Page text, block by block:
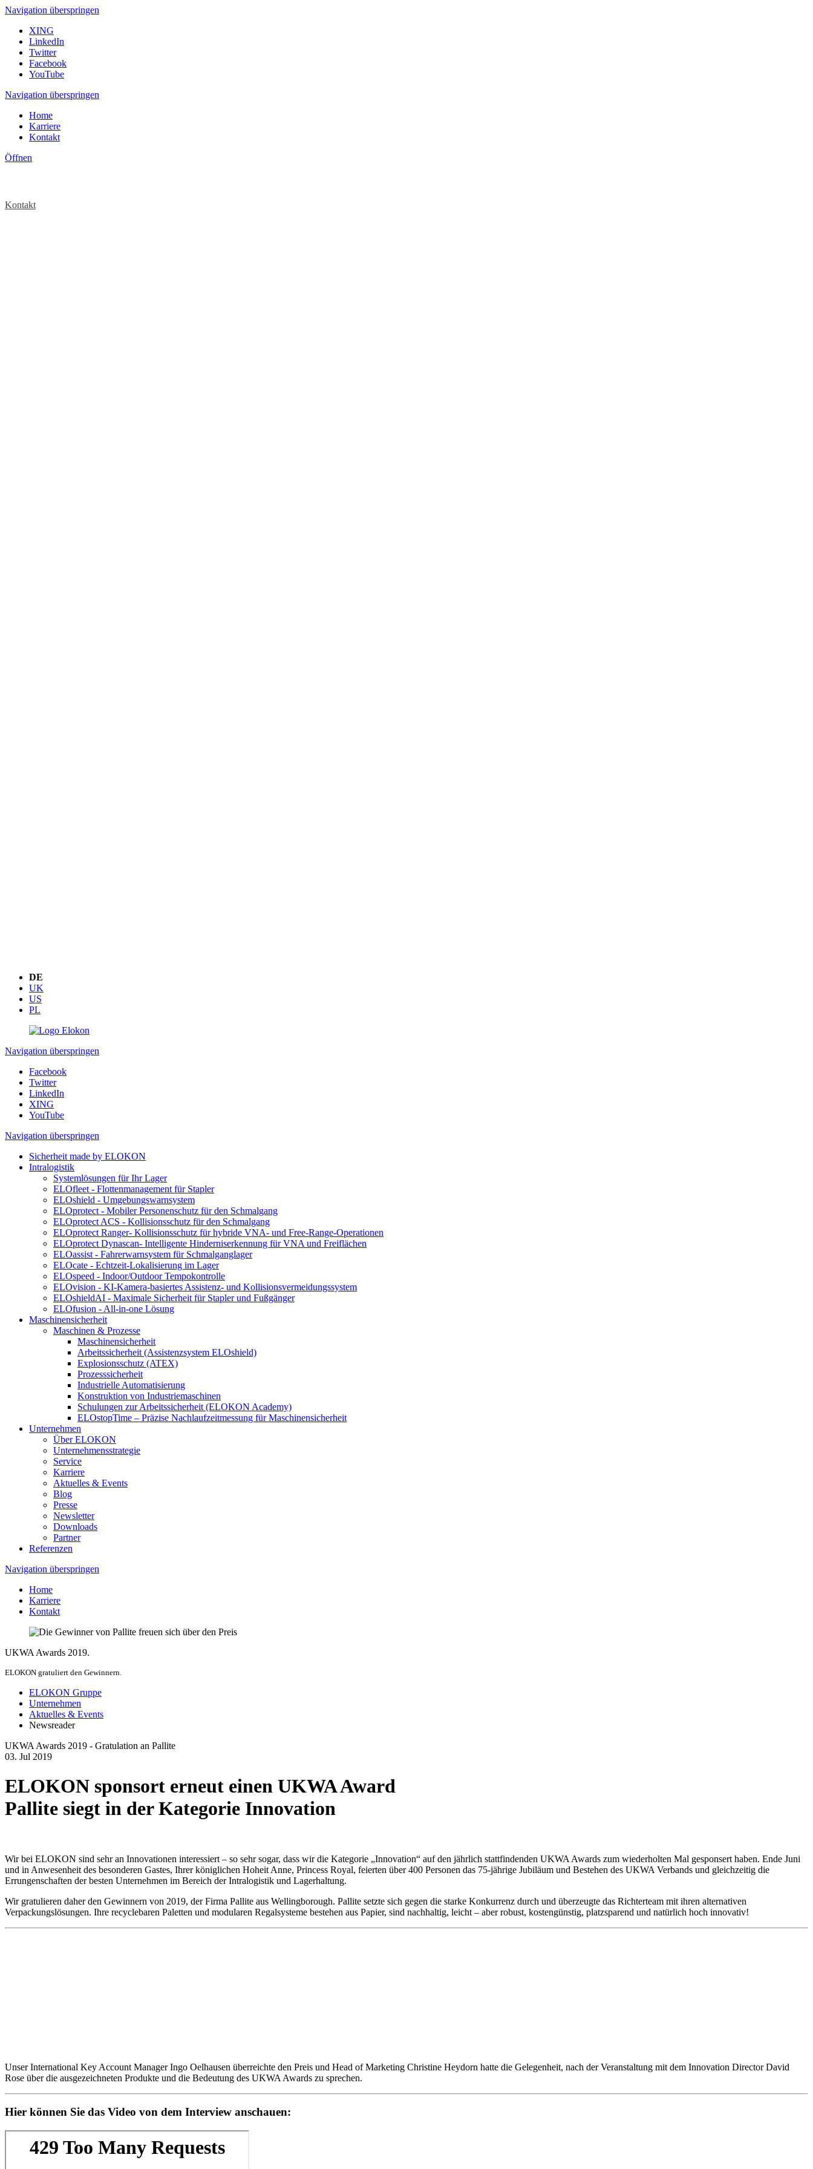
Navigation überspringen
XING
LinkedIn
Twitter
Facebook
YouTube
Navigation überspringen
Home
Karriere
Kontakt
Öffnen
Kontakt
DE
UK
US
PL
Navigation überspringen
Facebook
Twitter
LinkedIn
XING
YouTube
Navigation überspringen
Sicherheit made by ELOKON
Intralogistik
Systemlösungen für Ihr Lager
ELOfleet - Flottenmanagement für Stapler
ELOshield - Umgebungswarnsystem
ELOprotect - Mobiler Personenschutz für den Schmalgang
ELOprotect ACS - Kollisionsschutz für den Schmalgang
ELOprotect Ranger- Kollisionsschutz für hybride VNA- und Free-Range-Operationen
ELOprotect Dynascan- Intelligente Hinderniserkennung für VNA und Freiflächen
ELOassist - Fahrerwarnsystem für Schmalganglager
ELOcate - Echtzeit-Lokalisierung im Lager
ELOspeed - Indoor/Outdoor Tempokontrolle
ELOvision - KI-Kamera-basiertes Assistenz- und Kollisionsvermeidungssystem
ELOshieldAI - Maximale Sicherheit für Stapler und Fußgänger
ELOfusion - All-in-one Lösung
Maschinensicherheit
Maschinen & Prozesse
Maschinensicherheit
Arbeitssicherheit (Assistenzsystem ELOshield)
Explosionsschutz (ATEX)
Prozesssicherheit
Industrielle Automatisierung
Konstruktion von Industriemaschinen
Schulungen zur Arbeitssicherheit (ELOKON Academy)
ELOstopTime – Präzise Nachlaufzeitmessung für Maschinensicherheit
Unternehmen
Über ELOKON
Unternehmensstrategie
Service
Karriere
Aktuelles & Events
Blog
Presse
Newsletter
Downloads
Partner
Referenzen
Navigation überspringen
Home
Karriere
Kontakt
UKWA Awards 2019.
ELOKON gratuliert den Gewinnern.
ELOKON Gruppe
Unternehmen
Aktuelles & Events
Newsreader
UKWA Awards 2019 - Gratulation an Pallite
03. Jul 2019
ELOKON sponsort erneut einen UKWA Award
Pallite siegt in der Kategorie Innovation
Wir bei ELOKON sind sehr an Innovationen interessiert – so sehr sogar, dass wir die Kategorie „Innovation“ auf den jährlich stattfindenden UKWA Awards zum wiederholten Mal gesponsert haben. Ende Juni
und in Anwesenheit des besonderen Gastes, Ihrer königlichen Hoheit Anne, Princess Royal, feierten über 400 Personen das 75-jährige Jubiläum und Bestehen des UKWA Verbands und gleichzeitig die
Errungenschaften der besten Unternehmen im Bereich der Intralogistik und Lagerhaltung.
Wir gratulieren daher den Gewinnern von 2019, der Firma Pallite aus Wellingborough. Pallite setzte sich gegen die starke Konkurrenz durch und überzeugte das Richterteam mit ihren alternativen
Verpackungslösungen. Ihre recyclebaren Paletten und modularen Regalsysteme bestehen aus Papier, sind nachhaltig, leicht – aber robust, kostengünstig, platzsparend und natürlich hoch innovativ!
Unser International Key Account Manager Ingo Oelhausen überreichte den Preis und Head of Marketing Christine Heydorn hatte die Gelegenheit, nach der Veranstaltung mit dem Innovation Director David
Rose über die ausgezeichneten Produkte und die Bedeutung des UKWA Awards zu sprechen.
Hier können Sie das Video von dem Interview anschauen: